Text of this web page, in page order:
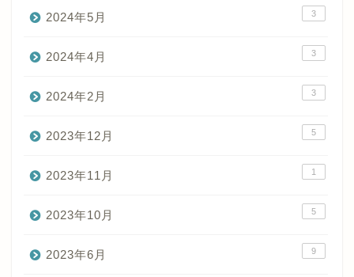
2024年5月 3
2024年4月 3
2024年2月 3
2023年12月 5
2023年11月 1
2023年10月 5
2023年6月 9